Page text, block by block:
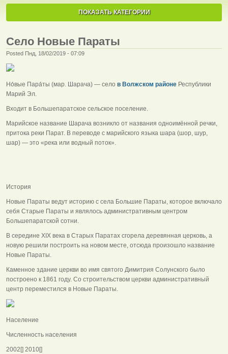
ПОКАЗАТЬ КАТЕГОРИИ
Село Новые Параты
Posted Пнд, 18/02/2019 - 07:09
Но́вые Пара́ты (мар. Шарача) — село в Волжском районе Республики
Марий Эл.
Входит в Большепаратское сельское поселение.
Марийское название Шарача возникло от названия одноимённой речки,
притока реки Парат. В переводе с марийского языка шара (шор, шур,
шар) — это «река или водный поток».
История
Новые Параты ведут историю с села Большие Параты, которое включало
себя Старые Параты и являлось административным центром
Большепаратской сотни.
В середине XIX века в Старых Паратах сгорела деревянная церковь, а
новую решили построить на новом месте, отсюда произошло название
Новые Параты.
Каменное здание церкви во имя святого Димитрия Солунского было
построено к 1861 году. Со строительством церкви административный
центр переместился в Новые Параты.
Население
Численность населения
2002[] 2010[]